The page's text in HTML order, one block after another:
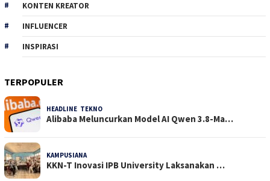
KONTEN KREATOR
INFLUENCER
INSPIRASI
TERPOPULER
HEADLINE TEKNO
Alibaba Meluncurkan Model AI Qwen 3.8-Ma…
KAMPUSIANA
KKN-T Inovasi IPB University Laksanakan …